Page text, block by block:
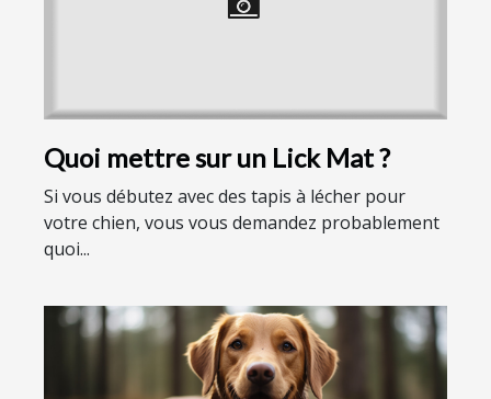
Quoi mettre sur un Lick Mat ?
Si vous débutez avec des tapis à lécher pour
votre chien, vous vous demandez probablement
quoi...